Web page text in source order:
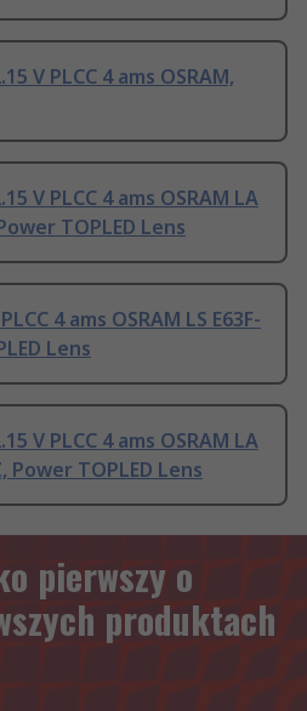
V PLCC 4 ams OSRAM,
V PLCC 4 ams OSRAM LA
TOPLED Lens
4 ams OSRAM LS E63F-
Lens
V PLCC 4 ams OSRAM LA
Power TOPLED Lens
pierwszy o
produktach